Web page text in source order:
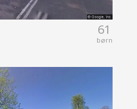
61
børn